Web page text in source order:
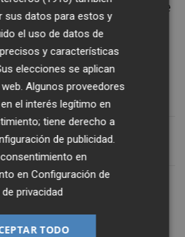
o Baleares" debido a este
ciudades en
tienen y no les ha
ha aseverado la
ICA
sus datos para estos y
el uso de datos de
y características
elecciones se aplican
Algunos proveedores
el interés legítimo en
tiene derecho a
de publicidad.
en
enConfiguración de
privacidad
TODO